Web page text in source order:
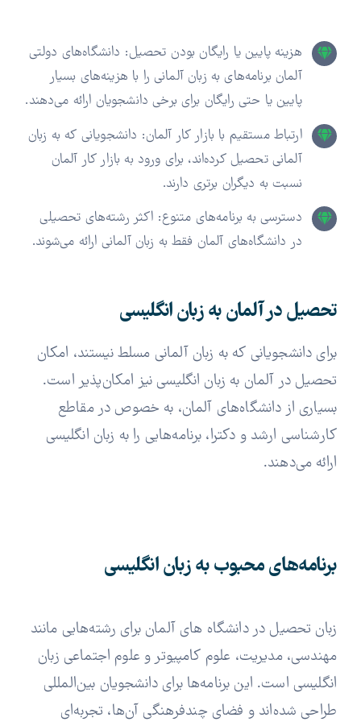
هزینه پایین یا رایگان بودن تحصیل: دانشگاه‌های دولتی
آلمان برنامه‌های به زبان آلمانی را با هزینه‌های بسیار
پایین یا حتی رایگان برای برخی دانشجویان ارائه می‌دهند.
ارتباط مستقیم با بازار کار آلمان: دانشجویانی که به زبان
آلمانی تحصیل کرده‌اند، برای ورود به بازار کار آلمان
نسبت به دیگران برتری دارند.
دسترسی به برنامه‌های متنوع: اکثر رشته‌های تحصیلی
در دانشگاه‌های آلمان فقط به زبان آلمانی ارائه می‌شوند.
تحصیل در آلمان به زبان انگلیسی
برای دانشجویانی که به زبان آلمانی مسلط نیستند، امکان
تحصیل در آلمان به زبان انگلیسی نیز امکان‌پذیر است.
بسیاری از دانشگاه‌های آلمان، به خصوص در مقاطع
کارشناسی ارشد و دکترا، برنامه‌هایی را به زبان انگلیسی
ارائه می‌دهند.
برنامه‌های محبوب به زبان انگلیسی
زبان تحصیل در دانشگاه های آلمان برای رشته‌هایی مانند
مهندسی، مدیریت، علوم کامپیوتر و علوم اجتماعی زبان
انگلیسی است. این برنامه‌ها برای دانشجویان بین‌المللی
طراحی شده‌اند و فضای چندفرهنگی آن‌ها، تجربه‌ای